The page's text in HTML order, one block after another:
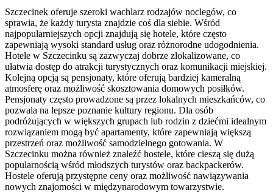
Szczecinek oferuje szeroki wachlarz rodzajów noclegów, co
sprawia, że każdy turysta znajdzie coś dla siebie. Wśród
najpopularniejszych opcji znajdują się hotele, które często
zapewniają wysoki standard usług oraz różnorodne udogodnienia.
Hotele w Szczecinku są zazwyczaj dobrze zlokalizowane, co
ułatwia dostęp do atrakcji turystycznych oraz komunikacji miejskiej.
Kolejną opcją są pensjonaty, które oferują bardziej kameralną
atmosferę oraz możliwość skosztowania domowych posiłków.
Pensjonaty często prowadzone są przez lokalnych mieszkańców, co
pozwala na lepsze poznanie kultury regionu. Dla osób
podróżujących w większych grupach lub rodzin z dziećmi idealnym
rozwiązaniem mogą być apartamenty, które zapewniają większą
przestrzeń oraz możliwość samodzielnego gotowania. W
Szczecinku można również znaleźć hostele, które cieszą się dużą
popularnością wśród młodszych turystów oraz backpackerów.
Hostele oferują przystępne ceny oraz możliwość nawiązywania
nowych znajomości w międzynarodowym towarzystwie.